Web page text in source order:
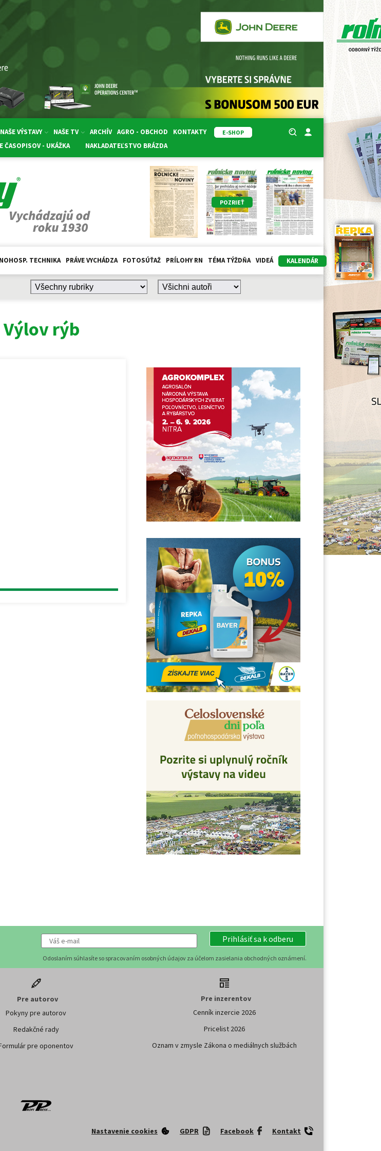
NAŠE VÝSTAVY NAŠE TV ARCHÍV AGRO - OBCHOD KONTAKTY
E-SHOP
ČASOPISOV - UKÁŽKA NAKLADATEĽSTVO BRÁZDA
POZRIEŤ
TECHNIKA PRÁVE VYCHÁDZA FOTOSÚŤAŽ PRÍLOHY RN TÉMA TÝŽDŇA VIDEÁ KALENDÁR
rýb
Prihlásiť sa k odberu
Odoslaním súhlasíte so spracovaním osobných údajov za účelom zasielania obchodných oznámení.
Formulár pre oponentov